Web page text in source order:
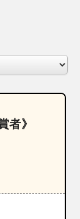
者》